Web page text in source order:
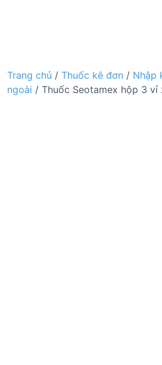
Trang chủ / Thuốc kê đơn / Nhập
ngoài / Thuốc Seotamex hộp 3 vỉ